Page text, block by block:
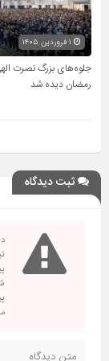
جلوه‌های بزرگ نصرت
رمضان دیده شد
ثبت دیدگاه